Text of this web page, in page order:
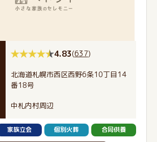
4.83(637)
北海道札幌市西区西野6条10丁目14
番18号
中札内村周辺
家族立会 個別火葬 合同供養